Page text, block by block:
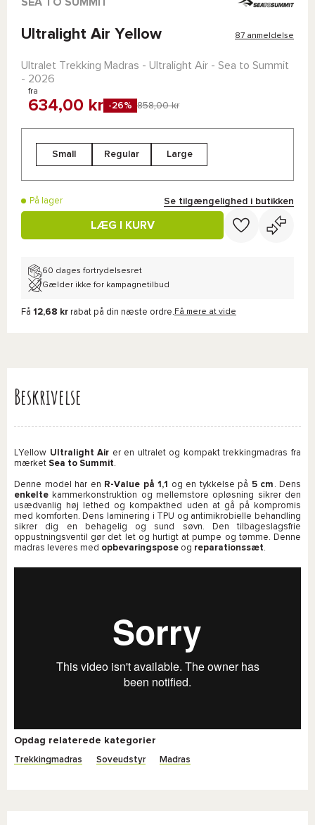
Ultralight Air Yellow 87 anmeldelse
Ultralet Trekking Madras - Ultralight Air - Sea to Summit
- 2026
fra
634,00 kr -26% 858,00 kr
Small Regular Large
På lager Se tilgængelighed i butikken
LÆG I KURV
60 dages fortrydelsesret
Gælder ikke for kampagnetilbud
Få 12,68 kr rabat på din næste ordre. Få mere at vide
Beskrivelse
LYellow Ultralight Air er en ultralet og kompakt trekkingmadras fra
mærket Sea to Summit.
Denne model har en R-Value på 1,1 og en tykkelse på 5 cm . Dens
enkelte kammerkonstruktion og mellemstore opløsning sikrer den
usædvanlig høj lethed og kompakthed uden at gå på kompromis
med komforten. Dens laminering i TPU og antimikrobielle behandling
sikrer dig en behagelig og sund søvn. Den tilbageslagsfrie
oppustningsventil gør det let og hurtigt at pumpe og tømme. Denne
madras leveres med opbevaringspose og reparationssæt.
Opdag relaterede kategorier
Trekkingmadras Soveudstyr Madras